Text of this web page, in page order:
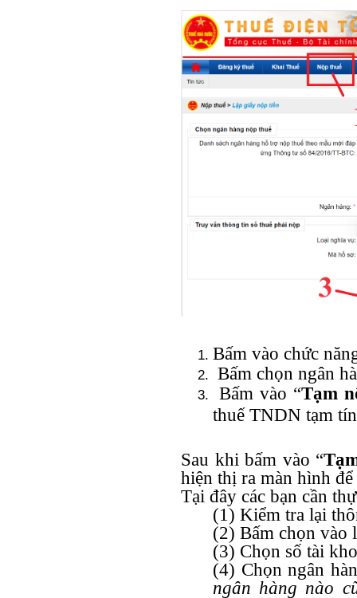
Bấm vào chức
Bấm chọn ngân
Bấm vào “Tạm
thuế TNDN tạm
Sau khi bấm vào “
hiện thị ra màn hình
Tại đây các bạn cần
(1) Kiểm tra lại
(2) Bấm chọn vào
(3) Chọn số tài
(4) Chọn ngân
ngân hàng nào